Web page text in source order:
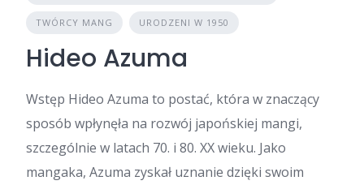
TWÓRCY MANG URODZENI W 1950
Hideo Azuma
Wstęp Hideo Azuma to postać, która w znaczący
sposób wpłynęła na rozwój japońskiej mangi,
szczególnie w latach 70. i 80. XX wieku. Jako
mangaka, Azuma zyskał uznanie dzięki swoim